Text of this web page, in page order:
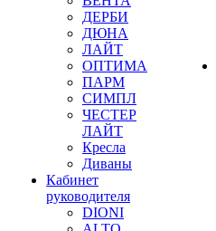
ДЕРБИ
ДЮНА
ЛАЙТ
ОПТИМА
ПАРМ
СИМПЛ
ЧЕСТЕР
ЛАЙТ
Кресла
Диваны
Кабинет
руководителя
DIONI